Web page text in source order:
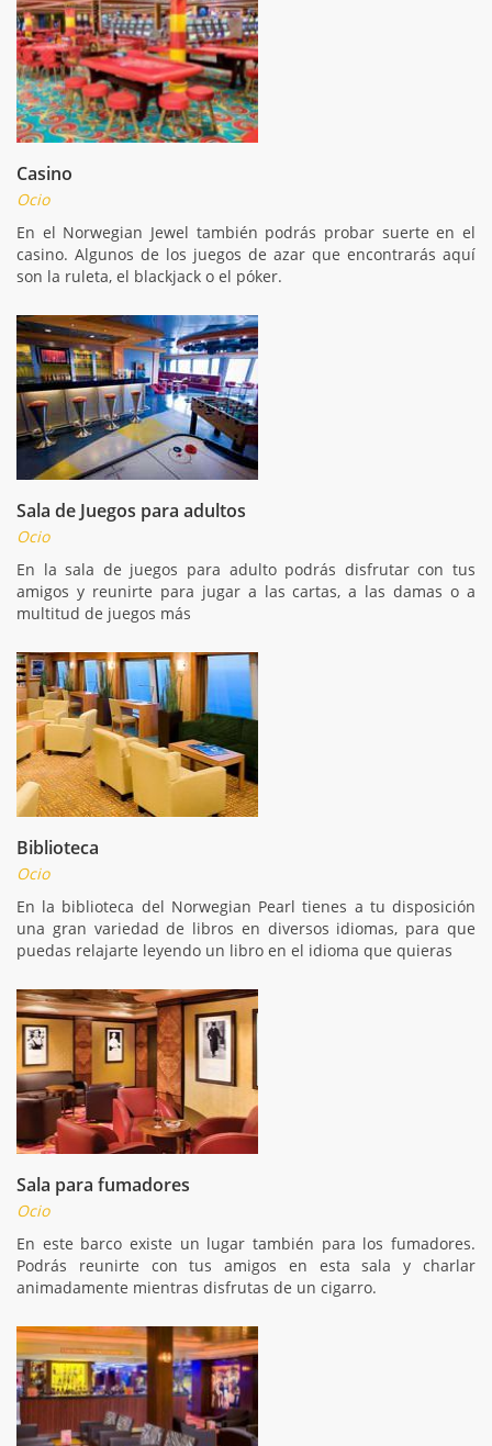
Casino
Ocio
En el Norwegian Jewel también podrás probar suerte en el
casino. Algunos de los juegos de azar que encontrarás aquí
son la ruleta, el blackjack o el póker.
Sala de Juegos para adultos
Ocio
En la sala de juegos para adulto podrás disfrutar con tus
amigos y reunirte para jugar a las cartas, a las damas o a
multitud de juegos más
Biblioteca
Ocio
En la biblioteca del Norwegian Pearl tienes a tu disposición
una gran variedad de libros en diversos idiomas, para que
puedas relajarte leyendo un libro en el idioma que quieras
Sala para fumadores
Ocio
En este barco existe un lugar también para los fumadores.
Podrás reunirte con tus amigos en esta sala y charlar
animadamente mientras disfrutas de un cigarro.